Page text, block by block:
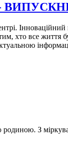
-
хто все життя
З